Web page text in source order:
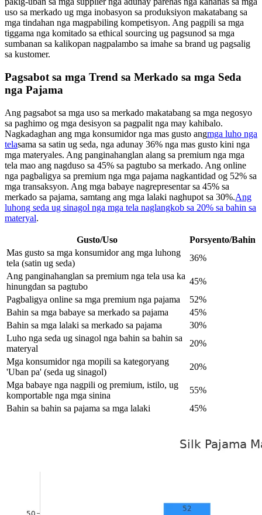
uso sa merkado ug mga inobasyon sa produksiyon makatabang sa
mga tindahan nga magpabiling kompetisyon. Ang pagpili sa mga
tiggama nga komitado sa ethical sourcing ug pagsunod sa mga
sumbanan sa kalikopan nagpalambo sa imahe sa brand ug pagsalig
sa kustomer.
Pagsabot sa mga Trend sa Merkado sa mga Seda
nga Pajama
Ang pagsabot sa mga uso sa merkado makatabang sa mga negosyo
sa paghimo og mga desisyon sa pagpalit nga may kahibalo.
Nagkadaghan ang mga konsumidor nga mas gusto angmga luho nga
telasama sa satin ug seda, nga adunay 36% nga mas gusto kini nga
mga materyales. Ang panginahanglan alang sa premium nga mga
tela mao ang nagduso sa 45% sa pagtubo sa merkado. Ang online
nga pagbaligya sa premium nga mga pajama nagkantidad og 52% sa
mga transaksyon. Ang mga babaye nagrepresentar sa 45% sa
merkado sa pajama, samtang ang mga lalaki naghupot sa 30%.Ang
luhong seda ug sinagol nga mga tela naglangkob sa 20% sa bahin sa
materyal.
Gusto/Uso
Porsyento/Bahin
Mas gusto sa mga konsumidor ang mga luhong
tela (satin ug seda)
36%
Ang panginahanglan sa premium nga tela usa ka
hinungdan sa pagtubo
45%
Pagbaligya online sa mga premium nga pajama
52%
Bahin sa mga babaye sa merkado sa pajama
45%
Bahin sa mga lalaki sa merkado sa pajama
30%
Luho nga seda ug sinagol nga bahin sa bahin sa
materyal
20%
Mga konsumidor nga mopili sa kategoryang
'Uban pa' (seda ug sinagol)
20%
Mga babaye nga nagpili og premium, istilo, ug
komportable nga mga sinina
55%
Bahin sa bahin sa pajama sa mga lalaki
45%